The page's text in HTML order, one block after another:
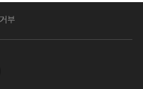
부